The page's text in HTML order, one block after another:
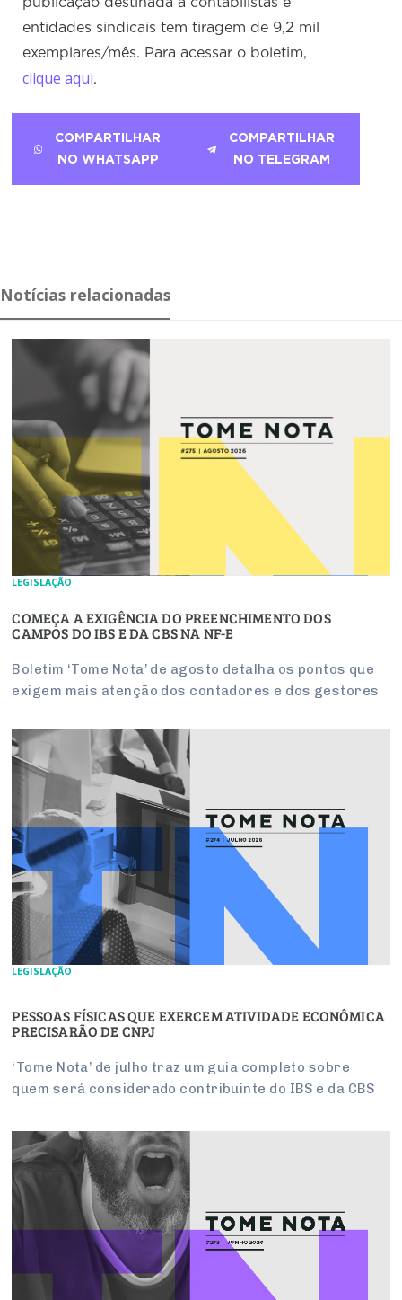
publicação destinada a contabilistas e
entidades sindicais tem tiragem de 9,2 mil
exemplares/mês. Para acessar o boletim,
clique aqui.
COMPARTILHAR
NO WHATSAPP
COMPARTILHAR
NO TELEGRAM
Notícias relacionadas
LEGISLAÇÃO
COMEÇA A EXIGÊNCIA DO PREENCHIMENTO DOS
CAMPOS DO IBS E DA CBS NA NF-E
Boletim ‘Tome Nota’ de agosto detalha os pontos que
exigem mais atenção dos contadores e dos gestores
LEGISLAÇÃO
PESSOAS FÍSICAS QUE EXERCEM ATIVIDADE ECONÔMICA
PRECISARÃO DE CNPJ
‘Tome Nota’ de julho traz um guia completo sobre
quem será considerado contribuinte do IBS e da CBS